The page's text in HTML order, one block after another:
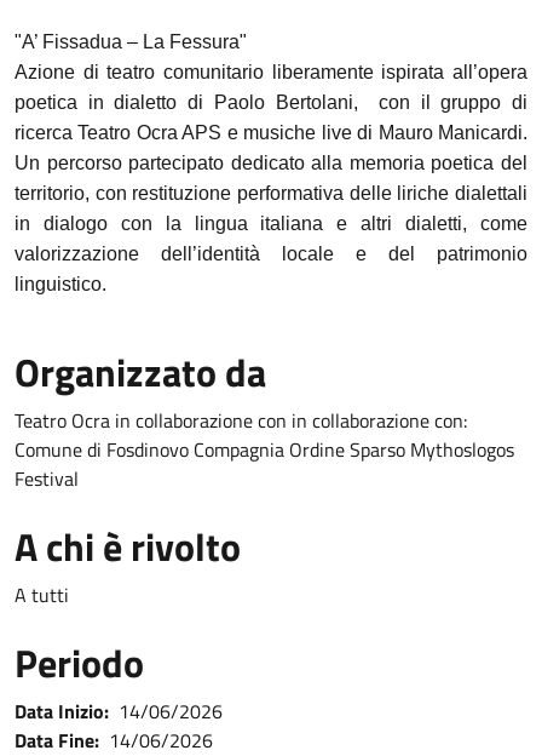
"A’ Fissadua – La Fessura"
Azione di teatro comunitario liberamente ispirata all’opera
poetica in dialettodi Paolo Bertolani, con il gruppo di
ricerca Teatro Ocra APS e musiche live di Mauro Manicardi.
Un percorso partecipato dedicato alla memoria poetica del
territorio, con restituzione performativa delle liriche dialettali
in dialogo con la lingua italiana e altri dialetti, come
valorizzazione dell’identità locale e del patrimonio
linguistico.
Organizzato da
Teatro Ocra in collaborazione con in collaborazione con:
Comune di Fosdinovo Compagnia Ordine Sparso Mythoslogos
Festival
A chi è rivolto
A tutti
Periodo
Data Inizio: 14/06/2026
Data Fine: 14/06/2026